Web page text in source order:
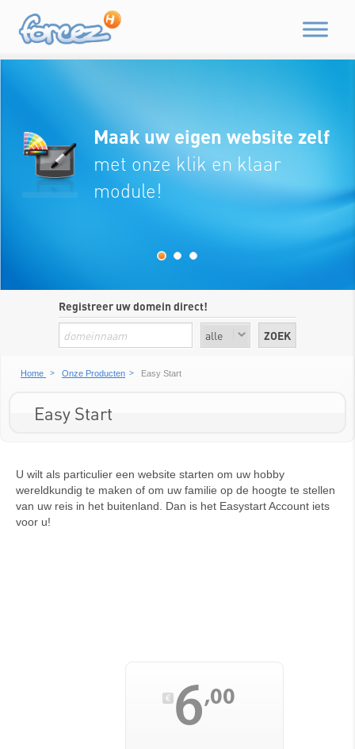
Maak uw eigen website zelf
met onze klik en klaar
module!
Registreer uw domein direct!
ZOEK
Home Onze Producten Easy Start
Easy Start
U wilt als particulier een website starten om uw hobby
wereldkundig te maken of om uw familie op de hoogte te stellen
van uw reis in het buitenland. Dan is het Easystart Account iets
voor u!
6,00